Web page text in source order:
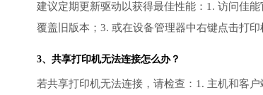
建议定期更新驱动以获得最佳性能：1. 访问佳
覆盖旧版本；3. 或在设备管理器中右键点击打印
3、共享打印机无法连接怎么办？
若共享打印机无法连接，请检查：1. 主机和客